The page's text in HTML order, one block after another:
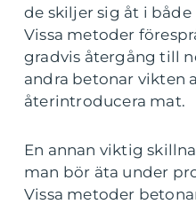
de skiljer sig åt i
Vissa metoder
gradvis återgång till
andra betonar vikten
återintroducera mat.
En annan viktig
man bör äta under
Vissa metoder